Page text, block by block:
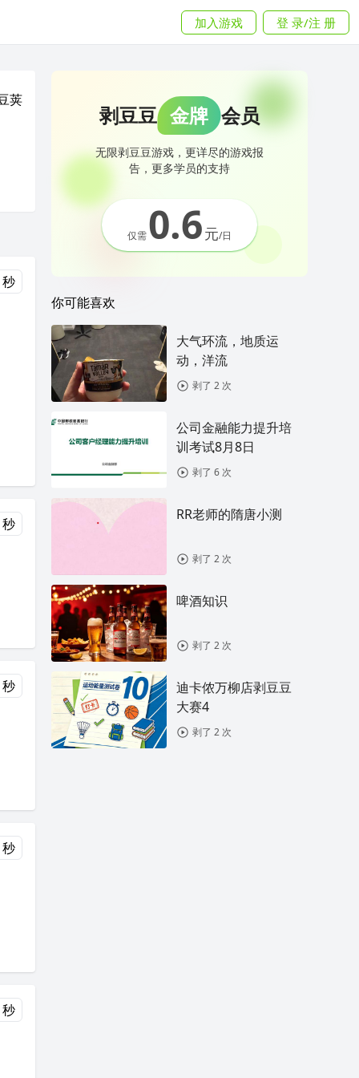
加入游戏 登 录/注 册
荚
剥豆豆 金牌 会员
无限剥豆豆游戏，更详尽的游戏报
告，更多学员的支持
仅需0.6元/日
你可能喜欢
大气环流，地质运
动，洋流
剥了 2 次
公司金融能力提升培
训考试8月8日
剥了 6 次
RR老师的隋唐小测
剥了 2 次
啤酒知识
剥了 2 次
迪卡侬万柳店剥豆豆
大赛4
剥了 2 次